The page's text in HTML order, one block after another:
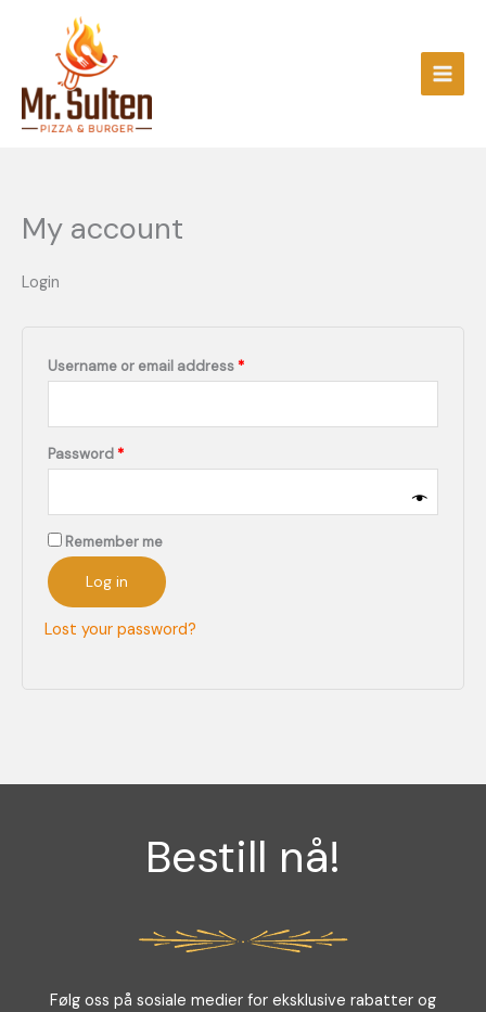
content
My account
Login
Username or email address *
Password *
Remember me
Log in
Lost your password?
Bestill nå!
Følg oss på sosiale medier for eksklusive rabatter og